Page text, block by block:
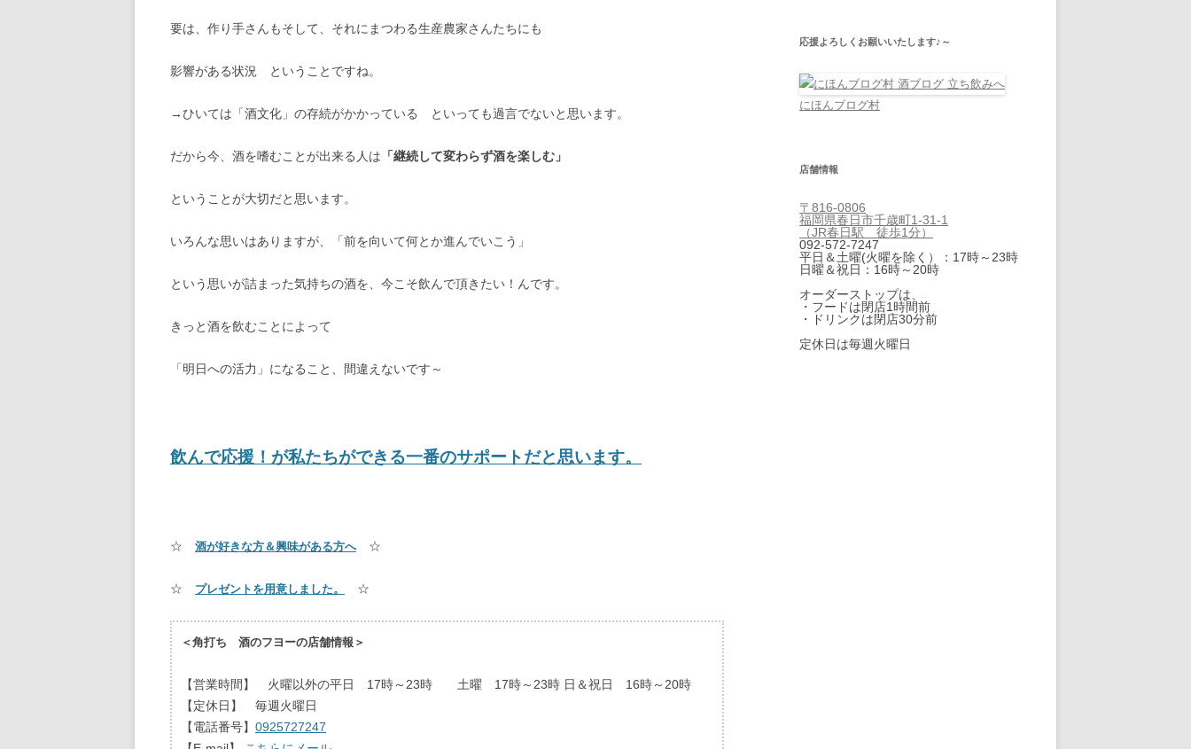
要は、作り手さんもそして、それにまつわる生産農家さんたちにも
影響がある状況 ということですね。
→ひいては「酒文化」の存続がかかっている といっても過言でないと思います。
だから今、酒を嗜むことが出来る人は 「継続して変わらず酒を楽しむ」
ということが大切だと思います。
いろんな思いはありますが、「前を向いて何とか進んでいこう」
という思いが詰まった気持ちの酒を、今こそ飲んで頂きたい！んです。
きっと酒を飲むことによって
「明日への活力」になること、間違えないです～
飲んで応援！が私たちができる一番のサポートだと思います。
☆ 酒が好きな方＆興味がある方へ☆
☆ プレゼントを用意しました。 ☆
＜角打ち 酒のフヨーの店舗情報＞
【営業時間】 火曜以外の平日 17時～23時 土曜 17時～23時 日＆祝日 16時～20時
【定休日】 毎週火曜日
【電話番号】 0925727247
応援よろしくお願いいたします♪～
にほんブログ村
店舗情報
〒816-0806
福岡県春日市千歳町1-31-1
（JR春日駅 徒歩1分）
092-572-7247
平日＆土曜(火曜を除く）：17時～23時
日曜＆祝日：16時～20時
オーダーストップは、
・フードは閉店1時間前
・ドリンクは閉店30分前
定休日は毎週火曜日